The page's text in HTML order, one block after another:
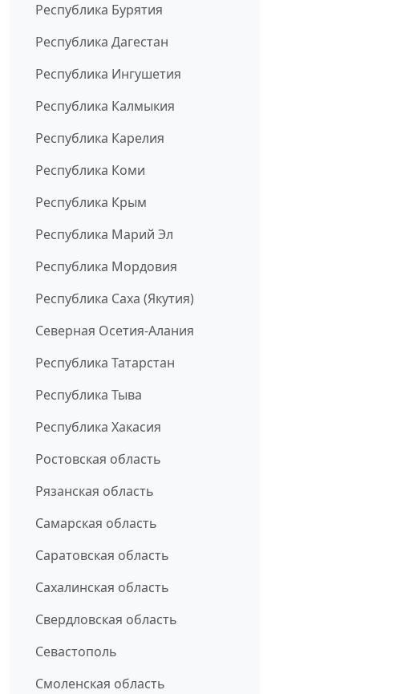
Республика Бурятия
Республика Дагестан
Республика Ингушетия
Республика Калмыкия
Республика Карелия
Республика Коми
Республика Крым
Республика Марий Эл
Республика Мордовия
Республика Саха (Якутия)
Северная Осетия-Алания
Республика Татарстан
Республика Тыва
Республика Хакасия
Ростовская область
Рязанская область
Самарская область
Саратовская область
Сахалинская область
Свердловская область
Севастополь
Смоленская область